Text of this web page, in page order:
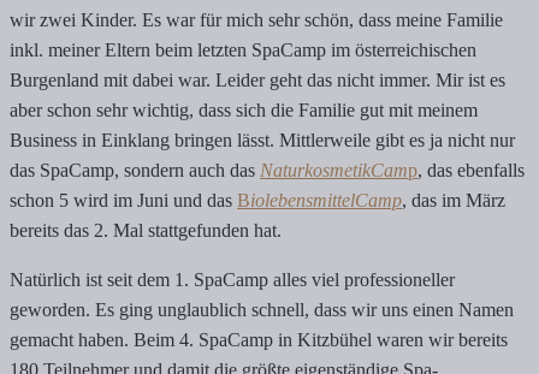
wir zwei Kinder. Es war für mich sehr schön, dass meine Familie
inkl. meiner Eltern beim letzten SpaCamp im österreichischen
Burgenland mit dabei war. Leider geht das nicht immer. Mir ist es
aber schon sehr wichtig, dass sich die Familie gut mit meinem
Business in Einklang bringen lässt. Mittlerweile gibt es ja nicht nur
das SpaCamp, sondern auch das NaturkosmetikCamp, das ebenfalls
schon 5 wird im Juni und das BiolebensmittelCamp, das im März
bereits das 2. Mal stattgefunden hat.
Natürlich ist seit dem 1. SpaCamp alles viel professioneller
geworden. Es ging unglaublich schnell, dass wir uns einen Namen
gemacht haben. Beim 4. SpaCamp in Kitzbühel waren wir bereits
180 Teilnehmer und damit die größte eigenständige Spa-